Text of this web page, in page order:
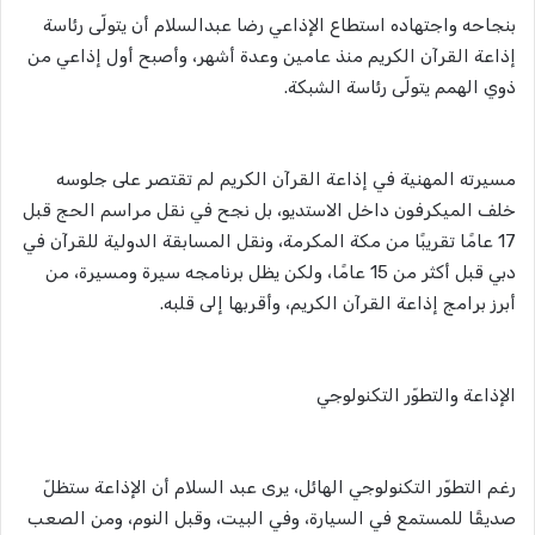
بنجاحه واجتهاده استطاع الإذاعي رضا عبدالسلام أن يتولّى رئاسة
إذاعة القرآن الكريم منذ عامين وعدة أشهر، وأصبح أول إذاعي من
ذوي الهمم يتولّى رئاسة الشبكة.
مسيرته المهنية في إذاعة القرآن الكريم لم تقتصر على جلوسه
خلف الميكرفون داخل الاستديو، بل نجح في نقل مراسم الحج قبل
17 عامًا تقريبًا من مكة المكرمة، ونقل المسابقة الدولية للقرآن في
دبي قبل أكثر من 15 عامًا، ولكن يظل برنامجه سيرة ومسيرة، من
أبرز برامج إذاعة القرآن الكريم، وأقربها إلى قلبه.
الإذاعة والتطوّر التكنولوجي
رغم التطوّر التكنولوجي الهائل، يرى عبد السلام أن الإذاعة ستظلّ
صديقًا للمستمع في السيارة، وفي البيت، وقبل النوم، ومن الصعب